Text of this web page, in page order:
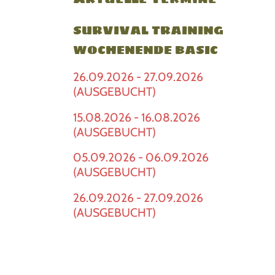
SURVIVAL TRAINING
WOCHENENDE BASIC
26.09.2026 - 27.09.2026
(AUSGEBUCHT)
15.08.2026 - 16.08.2026
(AUSGEBUCHT)
05.09.2026 - 06.09.2026
(AUSGEBUCHT)
26.09.2026 - 27.09.2026
(AUSGEBUCHT)